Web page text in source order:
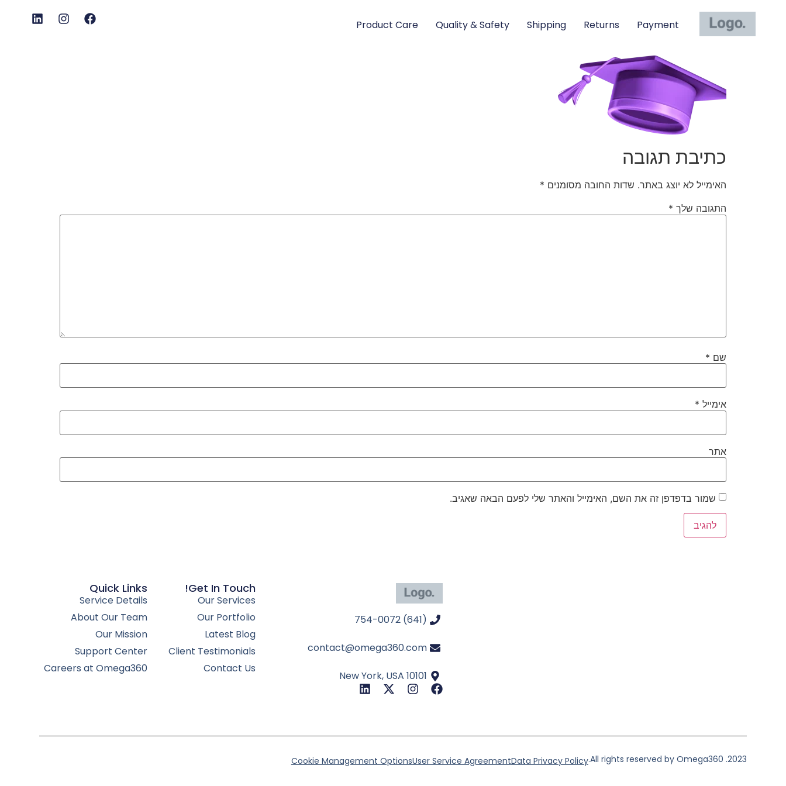
Payment
Returns
Shipping
Quality & Safety
Product Care
כתיבת תגובה
האימייל לא יוצג באתר. שדות החובה מסומנים *
התגובה שלך *
שם *
אימייל *
אתר
שמור בדפדפן זה את השם, האימייל והאתר שלי לפעם הבאה שאגיב.
(641) 754-0072
contact@omega360.com
New York, USA 10101
Get In Touch!
Our Services
Our Portfolio
Latest Blog
Client Testimonials
Contact Us
Quick Links
Service Details
About Our Team
Our Mission
Support Center
Careers at Omega360
2023. All rights reserved by Omega360.
Data Privacy Policy
User Service Agreement
Cookie Management Options